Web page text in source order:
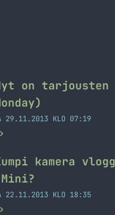
on tarjousten
29.11.2013 KLO 07:19
kamera
Mini?
22.11.2013 KLO 18:35